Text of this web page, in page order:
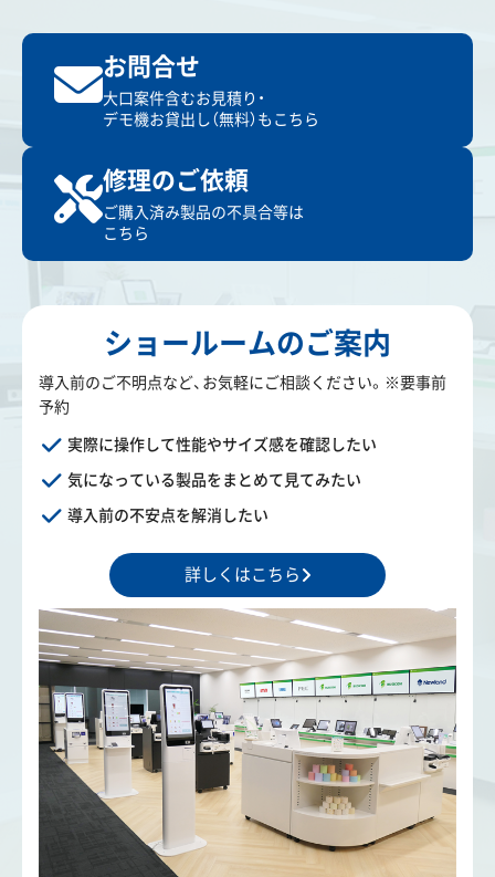
お問合せ
大口案件含むお見積り・
デモ機お貸出し（無料）もこちら
修理のご依頼
ご購入済み製品の不具合等は
こちら
ショールームのご案内
導入前のご不明点など、お気軽にご相談ください。※要事前
予約
実際に操作して性能やサイズ感を確認したい
気になっている製品をまとめて見てみたい
導入前の不安点を解消したい
詳しくはこちら